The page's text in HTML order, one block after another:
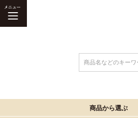
商品名などのキー
商品から選ぶ